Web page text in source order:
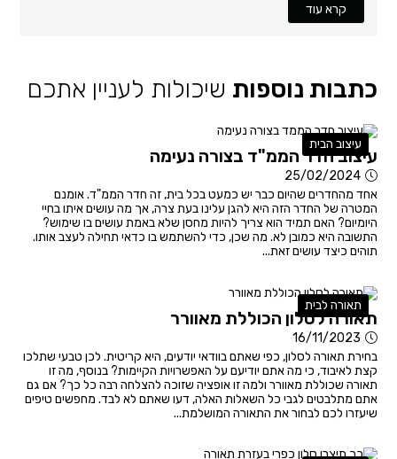
קרא עוד
כתבות נוספות שיכולות לעניין אתכם
עיצוב הבית
עיצוב חדר הממ"ד בצורה נעימה
25/02/2024
אחד מהחדרים שהיום כבר יש כמעט בכל בית, זה חדר הממ"ד. אומנם
המטרה של החדר הזה היא להגן עלינו בעת צרה, אך מה עושים איתו בחיי
היומיום? האם תמיד הוא צריך להיות מחסן שלא באמת עושים בו שימוש?
התשובה היא כמובן לא. מה שכן, כדי להשתמש בו כדאי תחילה לעצב אותו.
תוהים כיצד עושים זאת...
תאורה לבית
תאורה לסלון הכוללת מאוורר
16/11/2023
בחירת תאורה לסלון, כפי שאתם בוודאי יודעים, היא קריטית. לכן טבעי שתלכו
קצת לאיבוד, כי מה אתם יודיעם על האפשרויות הקיימות? בנוסף, מה זו
תאורה שכוללת מאוורר ולמה זו אופציה שזוכה להצלחה רבה כל כך? אם גם
אתם מתלבטים לגבי כל השאלות האלה, דעו שאתם לא לבד. מחפשים טיפים
שיעזרו לכם לבחור את התאורה המושלמת...